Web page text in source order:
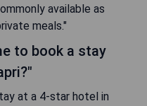
available as
meals."
to book a stay
at a 4-star hotel in